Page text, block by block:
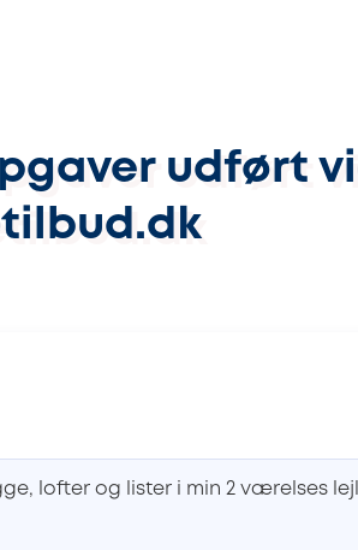
udført
lofter og lister i min 2 værelses